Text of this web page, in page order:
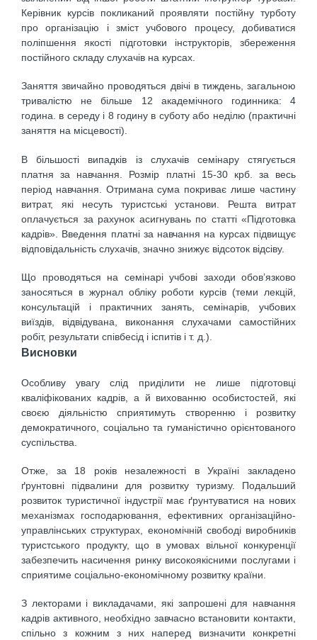
Керівник курсів покликаний проявляти постійну турботу
про організацію і зміст учбового процесу, добиватися
поліпшення якості підготовки інструкторів, збереження
постійного складу слухачів на курсах.
Заняття звичайно проводяться двічі в тиждень, загальною
тривалістю не більше 12 академічного годинника: 4
година. в середу і 8 годину в суботу або неділю (практичні
заняття на місцевості).
В більшості випадків із слухачів семінару стягується
платня за навчання. Розмір платні 15-30 крб. за весь
період навчання. Отримана сума покриває лише частину
витрат, які несуть туристські установи. Решта витрат
оплачується за рахунок асигнувань по статті «Підготовка
кадрів». Введення платні за навчання на курсах підвищує
відповідальність слухачів, значно знижує відсоток відсіву.
Що проводяться на семінарі учбові заходи обов’язково
заносяться в журнал обліку роботи курсів (теми лекцій,
консультацій і практичних занять, семінарів, учбових
виїздів, відвідувана, виконання слухачами самостійних
робіт, результати співбесід і іспитів і т. д.).
Висновки
Особливу увагу слід приділити не лише підготовці
кваліфікованих кадрів, а й вихованню особистостей, які
своєю діяльністю сприятимуть створенню і розвитку
демократичного, соціально та гуманістично орієнтованого
суспільства.
Отже, за 18 років незалежності в Україні закладено
ґрунтовні підвалини для розвитку туризму. Подальший
розвиток туристичної індустрії має ґрунтуватися на нових
механізмах господарювання, ефективних організаційно-
управлінських структурах, економічній свободі виробників
туристського продукту, що в умовах вільної конкуренції
забезпечить насичення ринку високоякісними послугами і
сприятиме соціально-економічному розвитку країни.
З лекторами і викладачами, які запрошені для навчання
кадрів активного, необхідно завчасно встановити контакти,
спільно з кожним з них наперед визначити конкретні